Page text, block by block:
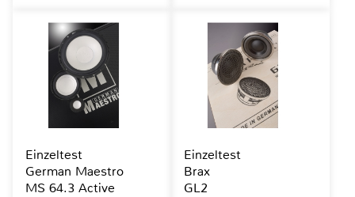
Einzeltest
German Maestro
MS 64.3 Active
Einzeltest
Brax
GL2